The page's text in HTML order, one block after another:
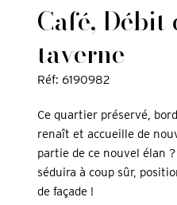
Café, Débit
taverne
Réf: 6190982
Ce quartier préservé,
renaît et accueille de
partie de ce nouvel élan
séduira à coup sûr,
de façade !